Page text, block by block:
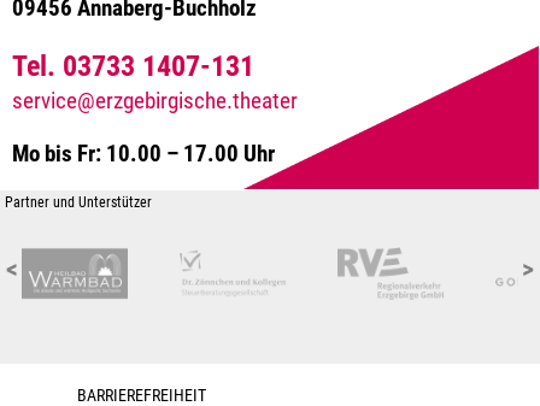
09456 Annaberg-Buchholz
Tel. 03733 1407-131
service@erzgebirgische.theater
Mo bis Fr: 10.00 – 17.00 Uhr
Partner und Unterstützer
< >
BARRIEREFREIHEIT